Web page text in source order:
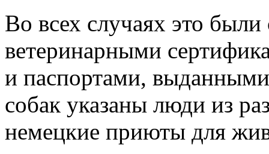
Во всех случаях это
ветеринарными
и паспортами,
собак указаны люди из
немецкие приюты для